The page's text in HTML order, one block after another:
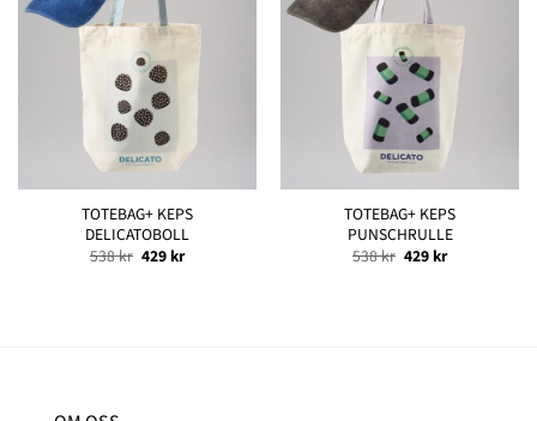
TOTEBAG+ KEPS
DELICATOBOLL
538kr Det
429krDet
TOTEBAG+ KEPS
PUNSCHRULLE
538kr Det
429krDet